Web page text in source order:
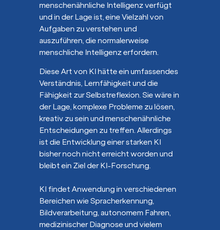
menschenähnliche Intelligenz verfügt
und in der Lage ist, eine Vielzahl von
Aufgaben zu verstehen und
auszuführen, die normalerweise
menschliche Intelligenz erfordern.
Diese Art von KI hätte ein umfassendes
Verständnis, Lernfähigkeit und die
Fähigkeit zur Selbstreflexion. Sie wäre in
der Lage, komplexe Probleme zu lösen,
kreativ zu sein und menschenähnliche
Entscheidungen zu treffen. Allerdings
ist die Entwicklung einer starken KI
bisher noch nicht erreicht worden und
bleibt ein Ziel der KI-Forschung.
KI findet Anwendung in verschiedenen
Bereichen wie Spracherkennung,
Bildverarbeitung, autonomem Fahren,
medizinischer Diagnose und vielem